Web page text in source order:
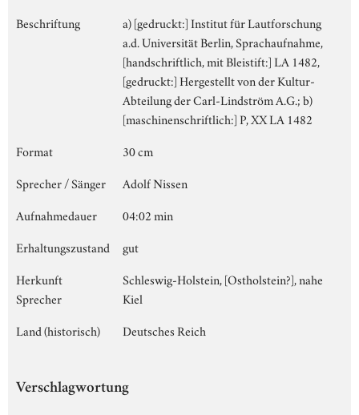
Beschriftung
a) [gedruckt:] Institut für Lautforschung
a.d. Universität Berlin, Sprachaufnahme,
[handschriftlich, mit Bleistift:] LA 1482,
[gedruckt:] Hergestellt von der Kultur-
Abteilung der Carl-Lindström A.G.; b)
[maschinenschriftlich:] P, XX LA 1482
Format
30 cm
Sprecher / Sänger
Adolf Nissen
Aufnahmedauer
04:02 min
Erhaltungszustand
gut
Herkunft
Sprecher
Schleswig-Holstein, [Ostholstein?], nahe
Kiel
Land (historisch)
Deutsches Reich
Verschlagwortung